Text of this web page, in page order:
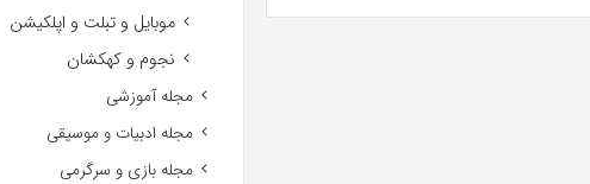
موبایل و تبلت و اپلکیشن
نجوم و کهکشان
مجله آموزشی
مجله ادبیات و موسیقی
مجله بازی و سرگرمی